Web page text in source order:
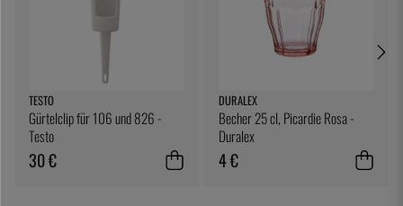
TESTO
Gürtelclip für 106 und 826 -
Testo
30 €
DURALEX
Becher 25 cl, Picardie Rosa -
Duralex
4 €